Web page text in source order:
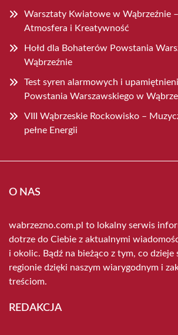
Warsztaty Kwiatowe w Wąbrzeźnie
Atmosfera i Kreatywność
Hołd dla Bohaterów Powstania
Wąbrzeźnie
Test syren alarmowych i
Powstania Warszawskiego w
VIII Wąbrzeskie Rockowisko –
pełne Energii
O NAS
wabrzezno.com.pl to lokalny serwis
dotrze do Ciebie z aktualnymi
i okolic. Bądź na bieżąco z tym, co dzieje
regionie dzięki naszym wiarygodnym i
treściom.
REDAKCJA